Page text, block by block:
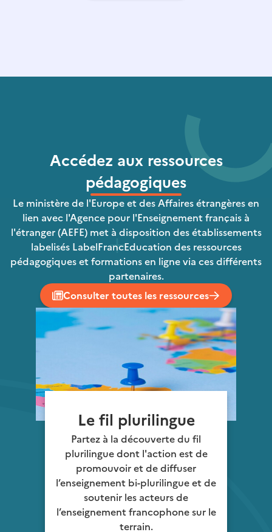
Accédez aux ressources
pédagogiques
Le ministère de l'Europe et des Affaires étrangères en
lien avec l'Agence pour l'Enseignement français à
l'étranger (AEFE) met à disposition des établissements
labelisés LabelFrancEducation des ressources
pédagogiques et formations en ligne via ces différents
partenaires.
Consulter toutes les ressources
Le fil plurilingue
Partez à la découverte du fil
plurilingue dont l'action est de
promouvoir et de diffuser
l’enseignement bi-plurilingue et de
soutenir les acteurs de
l’enseignement francophone sur le
terrain.